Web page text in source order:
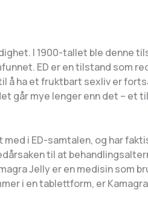
I 1900-tallet ble denne
ED er en tilstand som
å ha et fruktbart sexliv er
går mye lenger enn det –
i ED-samtalen, og har
til at
Jelly er en medisin som
i en tablettform, er